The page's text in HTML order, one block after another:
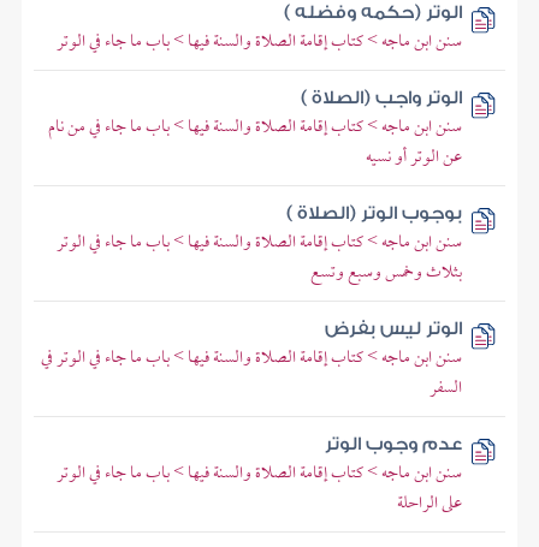
الوتر (حكمه وفضله )
سنن ابن ماجه > كتاب إقامة الصلاة والسنة فيها > باب ما جاء في الوتر
الوتر واجب (الصلاة )
سنن ابن ماجه > كتاب إقامة الصلاة والسنة فيها > باب ما جاء في من نام
عن الوتر أو نسيه
بوجوب الوتر (الصلاة )
سنن ابن ماجه > كتاب إقامة الصلاة والسنة فيها > باب ما جاء في الوتر
بثلاث وخمس وسبع وتسع
الوتر ليس بفرض
سنن ابن ماجه > كتاب إقامة الصلاة والسنة فيها > باب ما جاء في الوتر في
السفر
عدم وجوب الوتر
سنن ابن ماجه > كتاب إقامة الصلاة والسنة فيها > باب ما جاء في الوتر
على الراحلة